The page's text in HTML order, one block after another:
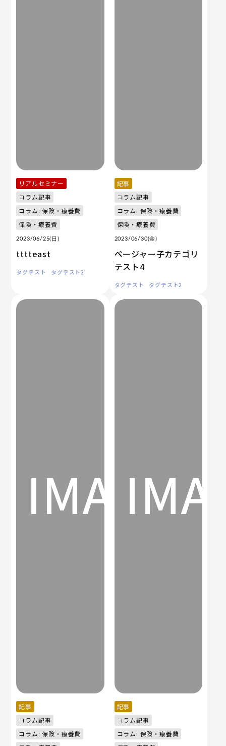
リアルセミナー
コラム記事
コラム: 保険・療養費
保険・療養費
2023/06/25(日)
tttteast
タグテスト タグテスト2
記事
コラム記事
コラム: 保険・療養費
保険・療養費
2023/06/30(金)
ページャー子カテゴリ
テスト4
タグテスト タグテスト2
記事
コラム記事
コラム: 保険・療養費
記事
コラム記事
コラム: 保険・療養費